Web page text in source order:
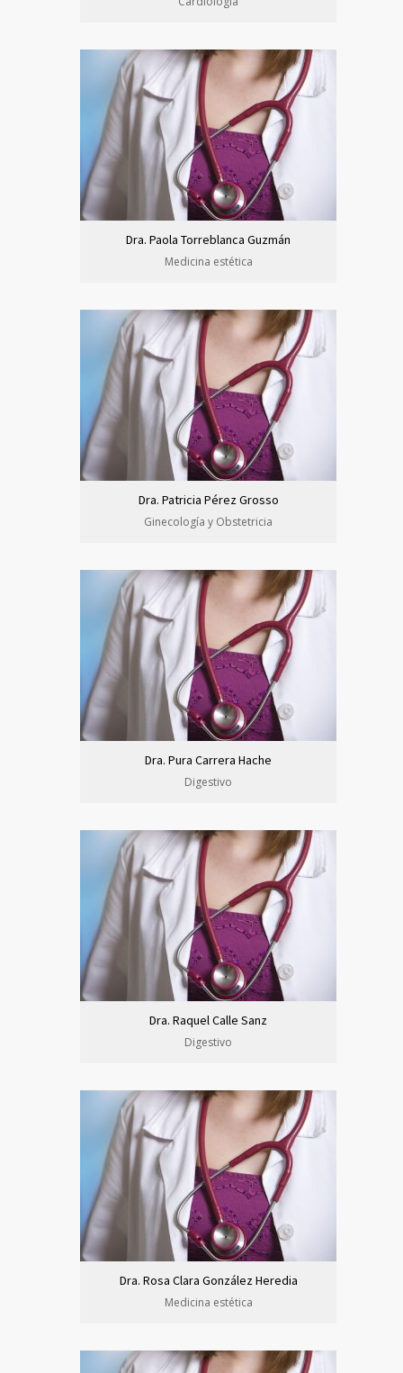
Dra. Paola Torreblanca Guzmán
Medicina estética
Dra. Patricia Pérez Grosso
Ginecología y Obstetricia
Dra. Pura Carrera Hache
Digestivo
Dra. Raquel Calle Sanz
Digestivo
Dra. Rosa Clara González Heredia
Medicina estética